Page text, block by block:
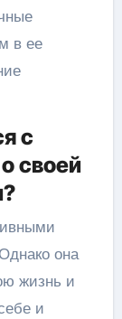
в ее
с
своей
она
жизнь и
и